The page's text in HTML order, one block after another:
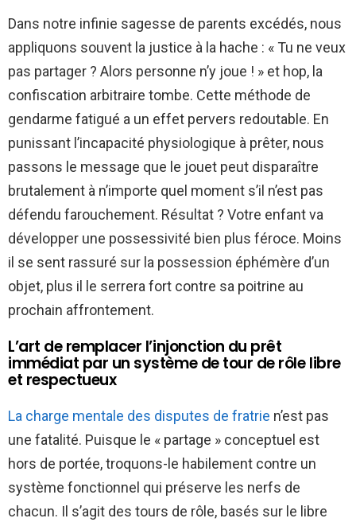
Dans notre infinie sagesse de parents excédés, nous
appliquons souvent la justice à la hache : « Tu ne veux
pas partager ? Alors personne n’y joue ! » et hop, la
confiscation arbitraire tombe. Cette méthode de
gendarme fatigué a un effet pervers redoutable. En
punissant l’incapacité physiologique à prêter, nous
passons le message que le jouet peut disparaître
brutalement à n’importe quel moment s’il n’est pas
défendu farouchement. Résultat ? Votre enfant va
développer une possessivité bien plus féroce. Moins
il se sent rassuré sur la possession éphémère d’un
objet, plus il le serrera fort contre sa poitrine au
prochain affrontement.
L’art de remplacer l’injonction du prêt
immédiat par un système de tour de rôle libre
et respectueux
La charge mentale des disputes de fratrie n’est pas
une fatalité. Puisque le « partage » conceptuel est
hors de portée, troquons-le habilement contre un
système fonctionnel qui préserve les nerfs de
chacun. Il s’agit des tours de rôle, basés sur le libre